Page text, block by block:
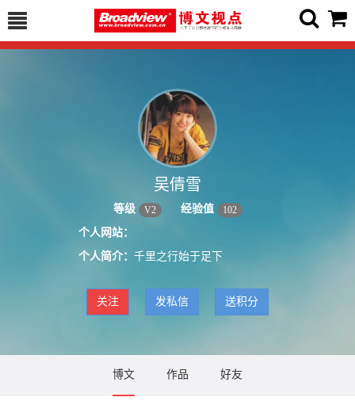
吴倩雪
等级 V2 经验值 102
个人网站：
个人简介： 千里之行始于足下
关注 发私信 送积分
博文 作品 好友